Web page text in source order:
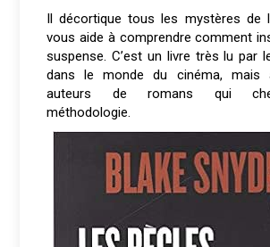
Il décortique tous les mystères de
vous aide à comprendre comment
suspense. C’est un livre très lu par
dans le monde du cinéma, mais
auteurs de romans qui
méthodologie.